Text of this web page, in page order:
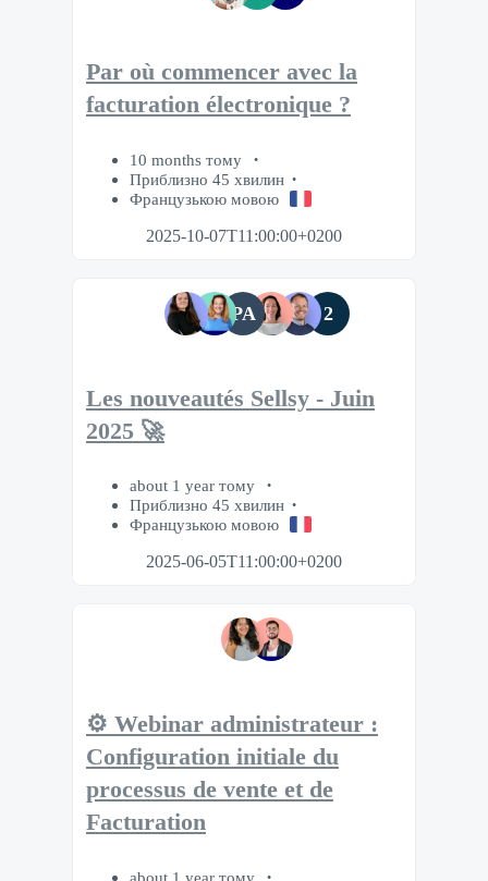
Par où commencer avec la
facturation électronique ?
10 months тому
Приблизно 45 хвилин
Французькою мовою
2025-10-07T11:00:00+0200
PA 2
Les nouveautés Sellsy - Juin
2025 🚀
about 1 year тому
Приблизно 45 хвилин
Французькою мовою
2025-06-05T11:00:00+0200
⚙️ Webinar administrateur :
Configuration initiale du
processus de vente et de
Facturation
about 1 year тому